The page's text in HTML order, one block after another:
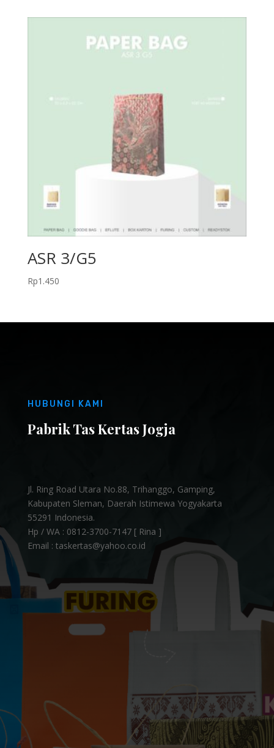
ASR 3/G5
Rp1.450
HUBUNGI KAMI
Pabrik Tas Kertas Jogja
Jl. Ring Road Utara No.88, Trihanggo, Gamping,
Kabupaten Sleman, Daerah Istimewa Yogyakarta
55291 Indonesia.
Hp / WA : 0812-3700-7147 [ Rina ]
Email : taskertas@yahoo.co.id